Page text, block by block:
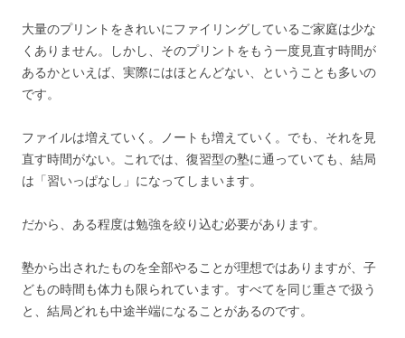
大量のプリントをきれいにファイリングしているご家庭は少な
くありません。しかし、そのプリントをもう一度見直す時間が
あるかといえば、実際にはほとんどない、ということも多いの
です。
ファイルは増えていく。ノートも増えていく。でも、それを見
直す時間がない。これでは、復習型の塾に通っていても、結局
は「習いっぱなし」になってしまいます。
だから、ある程度は勉強を絞り込む必要があります。
塾から出されたものを全部やることが理想ではありますが、子
どもの時間も体力も限られています。すべてを同じ重さで扱う
と、結局どれも中途半端になることがあるのです。